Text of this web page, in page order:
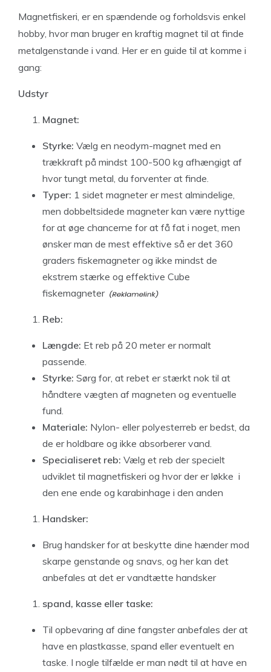
Magnetfiskeri, er en spændende og forholdsvis enkel
hobby, hvor man bruger en kraftig magnet til at finde
metalgenstande i vand. Her er en guide til at komme i
gang:
Udstyr
Magnet:
Styrke: Vælg en neodym-magnet med en
trækkraft på mindst 100-500 kg afhængigt af
hvor tungt metal, du forventer at finde.
Typer: 1 sidet magneter er mest almindelige,
men dobbeltsidede magneter kan være nyttige
for at øge chancerne for at få fat i noget, men
ønsker man de mest effektive så er det 360
graders fiskemagneter og ikke mindst de
ekstrem stærke og effektive Cube
fiskemagneter
Reb:
Længde: Et reb på 20 meter er normalt
passende.
Styrke: Sørg for, at rebet er stærkt nok til at
håndtere vægten af magneten og eventuelle
fund.
Materiale: Nylon- eller polyesterreb er bedst, da
de er holdbare og ikke absorberer vand.
Specialiseret reb: Vælg et reb der specielt
udviklet til magnetfiskeri og hvor der er løkke i
den ene ende og karabinhage i den anden
Handsker:
Brug handsker for at beskytte dine hænder mod
skarpe genstande og snavs, og her kan det
anbefales at det er vandtætte handsker
spand, kasse eller taske:
Til opbevaring af dine fangster anbefales der at
have en plastkasse, spand eller eventuelt en
taske. I nogle tilfælde er man nødt til at have en